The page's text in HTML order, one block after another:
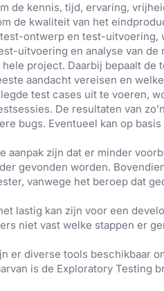
de kennis, tijd, ervaring,
de kwaliteit van het
ontwerp en test-uitvoering,
uitvoering en analyse van de
project. Daarbij bepaalt de
aandacht vereisen en
test cases uit te voeren,
De resultaten van
bugs. Eventueel kan op
aanpak zijn dat er minder
gevonden worden.
vanwege het beroep dat
lastig kan zijn voor een
niet vast welke stappen er
er diverse tools beschikbaar
is de Exploratory Testing